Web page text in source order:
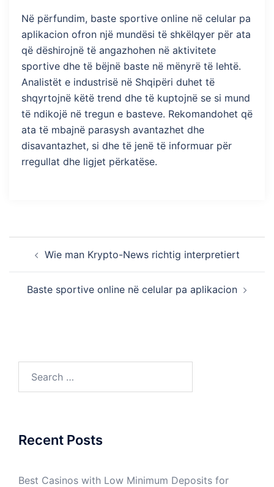
Në përfundim, baste sportive online në celular pa
aplikacion ofron një mundësi të shkëlqyer për ata
që dëshirojnë të angazhohen në aktivitete
sportive dhe të bëjnë baste në mënyrë të lehtë.
Analistët e industrisë në Shqipëri duhet të
shqyrtojnë këtë trend dhe të kuptojnë se si mund
të ndikojë në tregun e basteve. Rekomandohet që
ata të mbajnë parasysh avantazhet dhe
disavantazhet, si dhe të jenë të informuar për
rregullat dhe ligjet përkatëse.
navigation
Wie man Krypto-News richtig interpretiert
Baste sportive online në celular pa aplikacion
for:
Recent Posts
Best Casinos with Low Minimum Deposits for